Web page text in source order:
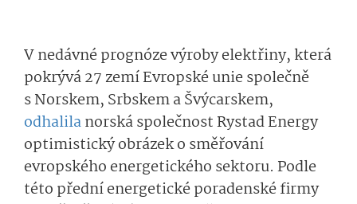
V nedávné prognóze výroby elektřiny, která
pokrývá 27 zemí Evropské unie společně
s Norskem, Srbskem a Švýcarskem,
odhalilanorská společnost Rystad Energy
optimistický obrázek o směřování
evropského energetického sektoru. Podle
této přední energetické poradenské firmy